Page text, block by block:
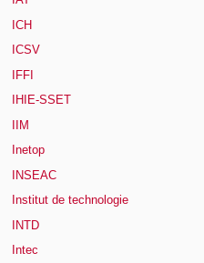
ICH
ICSV
IFFI
IHIE-SSET
IIM
Inetop
INSEAC
Institut de technologie
INTD
Intec